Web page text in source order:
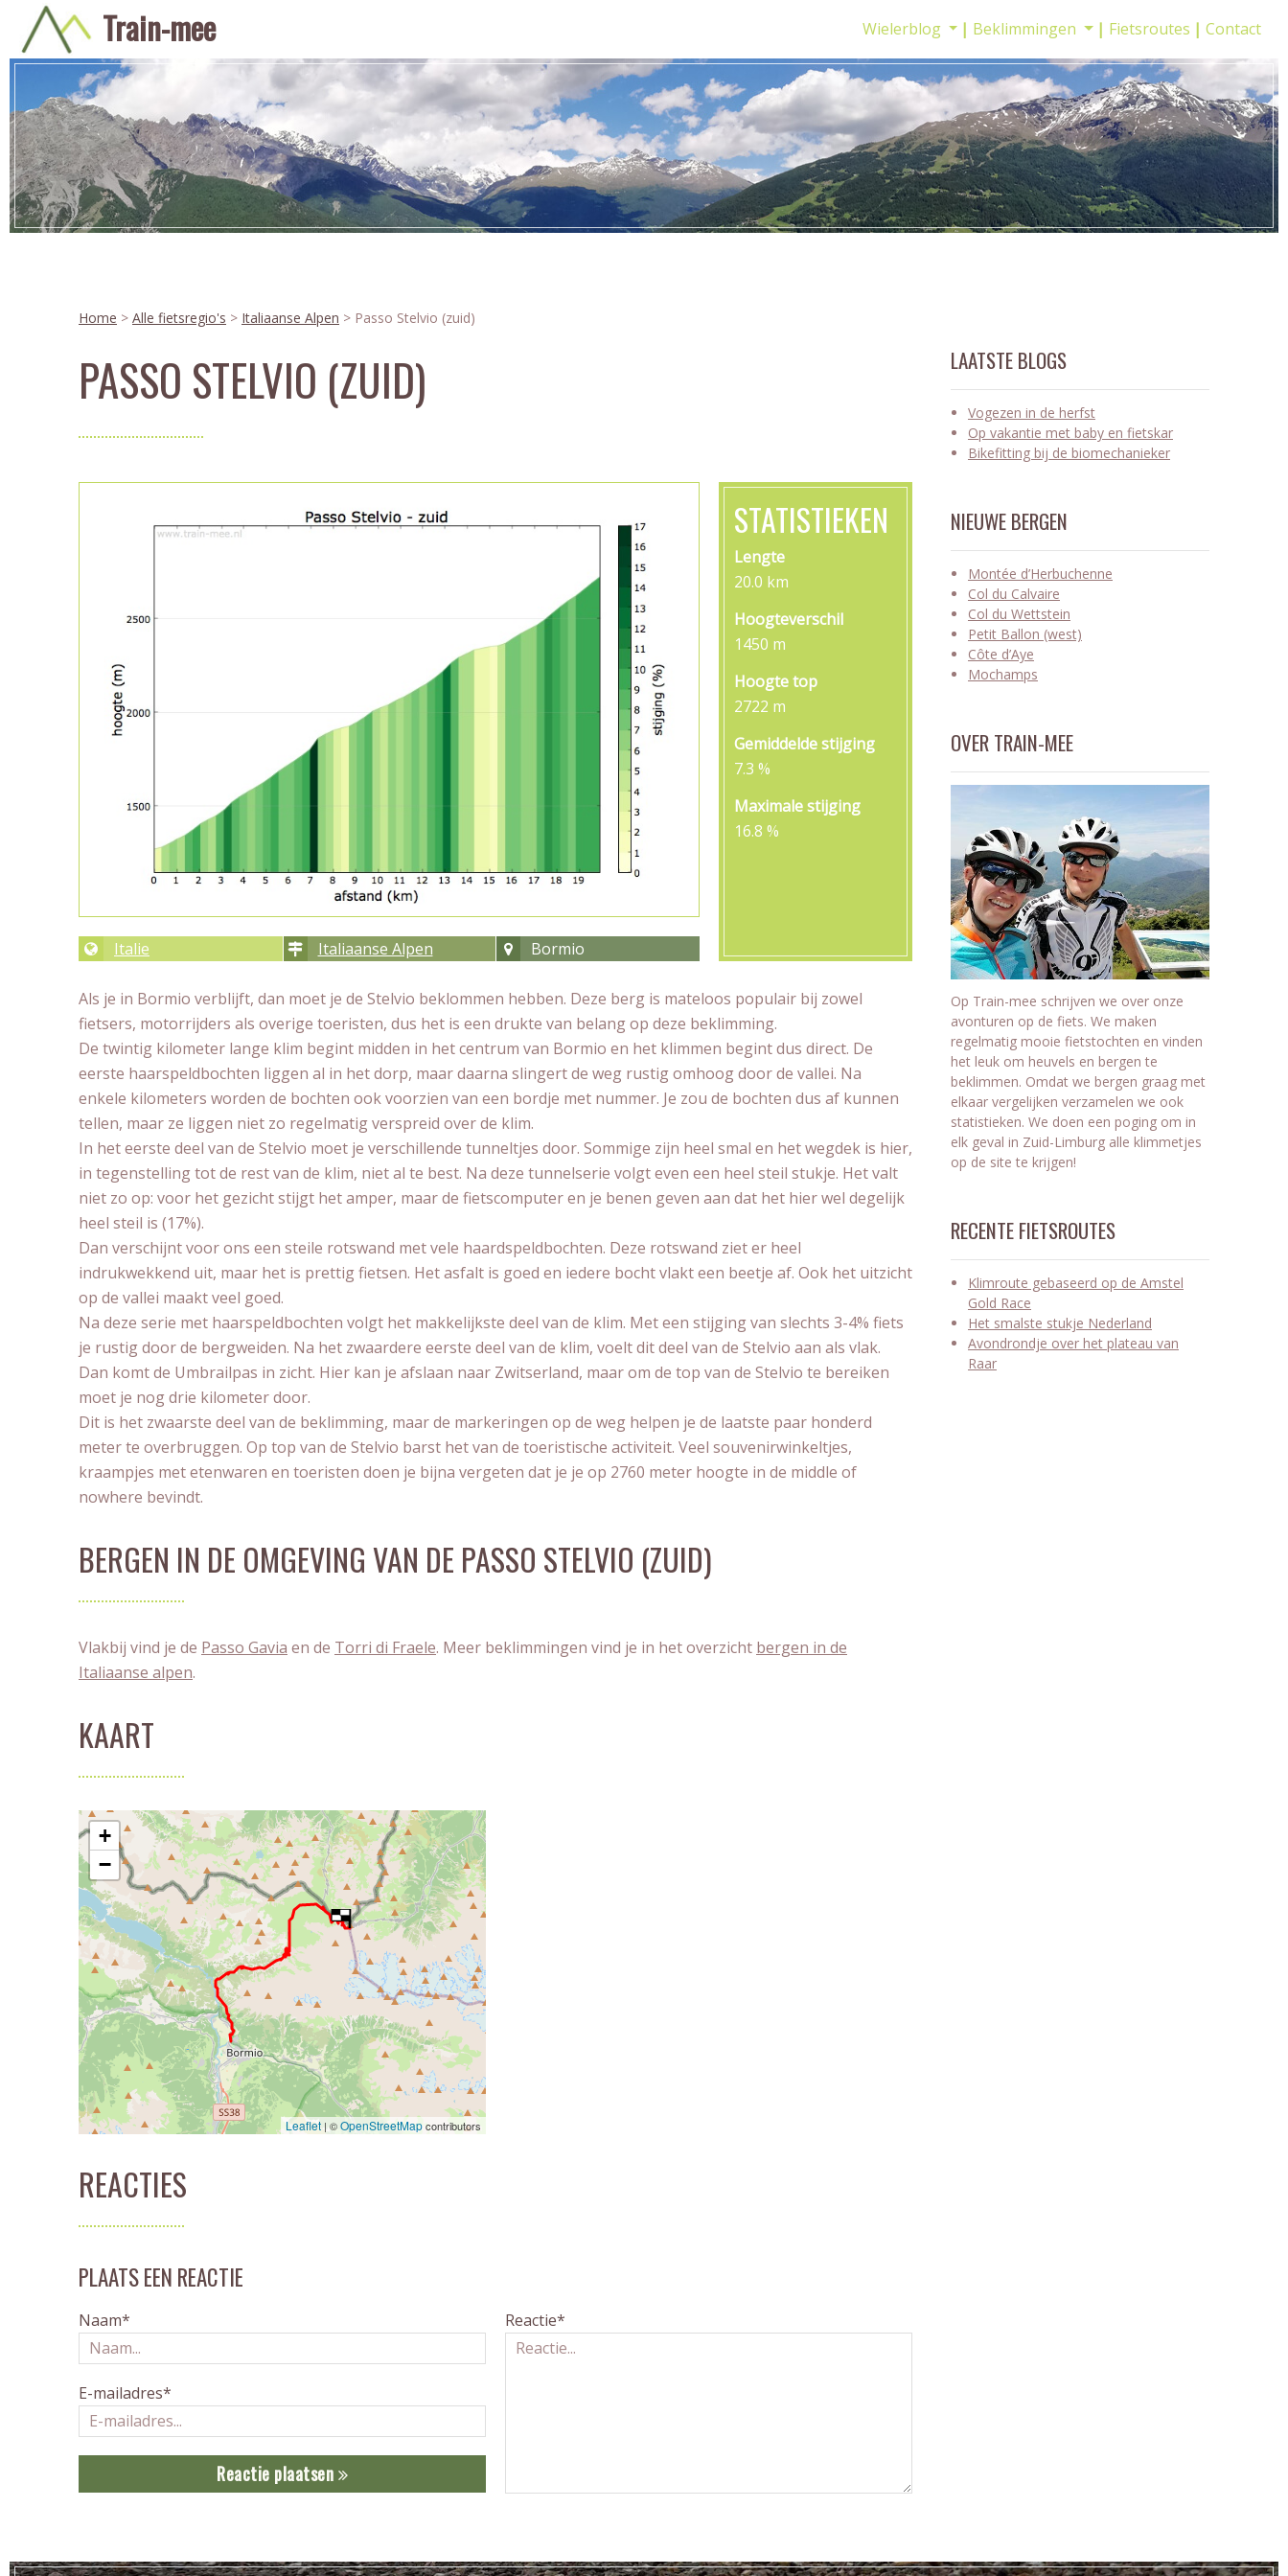
Train-mee Wielerblog Beklimmingen Fietsroutes Contact
Home > Alle fietsregio's > Italiaanse Alpen > Passo Stelvio (zuid)
PASSO STELVIO (ZUID)
Italie Italiaanse Alpen Bormio
STATISTIEKEN
Lengte
20.0 km
Hoogteverschil
1450 m
Hoogte top
2722 m
Gemiddelde stijging
7.3 %
Maximale stijging
16.8 %
Als je in Bormio verblijft, dan moet je de Stelvio beklommen hebben. Deze berg is mateloos populair bij zowel
fietsers, motorrijders als overige toeristen, dus het is een drukte van belang op deze beklimming.
De twintig kilometer lange klim begint midden in het centrum van Bormio en het klimmen begint dus direct. De
eerste haarspeldbochten liggen al in het dorp, maar daarna slingert de weg rustig omhoog door de vallei. Na
enkele kilometers worden de bochten ook voorzien van een bordje met nummer. Je zou de bochten dus af kunnen
tellen, maar ze liggen niet zo regelmatig verspreid over de klim.
In het eerste deel van de Stelvio moet je verschillende tunneltjes door. Sommige zijn heel smal en het wegdek is hier,
in tegenstelling tot de rest van de klim, niet al te best. Na deze tunnelserie volgt even een heel steil stukje. Het valt
niet zo op: voor het gezicht stijgt het amper, maar de fietscomputer en je benen geven aan dat het hier wel degelijk
heel steil is (17%).
Dan verschijnt voor ons een steile rotswand met vele haardspeldbochten. Deze rotswand ziet er heel
indrukwekkend uit, maar het is prettig fietsen. Het asfalt is goed en iedere bocht vlakt een beetje af. Ook het uitzicht
op de vallei maakt veel goed.
Na deze serie met haarspeldbochten volgt het makkelijkste deel van de klim. Met een stijging van slechts 3-4% fiets
je rustig door de bergweiden. Na het zwaardere eerste deel van de klim, voelt dit deel van de Stelvio aan als vlak.
Dan komt de Umbrailpas in zicht. Hier kan je afslaan naar Zwitserland, maar om de top van de Stelvio te bereiken
moet je nog drie kilometer door.
Dit is het zwaarste deel van de beklimming, maar de markeringen op de weg helpen je de laatste paar honderd
meter te overbruggen. Op top van de Stelvio barst het van de toeristische activiteit. Veel souvenirwinkeltjes,
kraampjes met etenwaren en toeristen doen je bijna vergeten dat je je op 2760 meter hoogte in de middle of
nowhere bevindt.
BERGEN IN DE OMGEVING VAN DE PASSO STELVIO (ZUID)
Vlakbij vind je de Passo Gavia en de Torri di Fraele. Meer beklimmingen vind je in het overzicht bergen in de
Italiaanse alpen.
KAART
+
−
Leaflet | ©OpenStreetMapcontributors
REACTIES
PLAATS EEN REACTIE
Reactie*
Naam*
E-mailadres*
Reactie plaatsen
LAATSTE BLOGS
Vogezen in de herfst
Op vakantie met baby en fietskar
Bikefitting bij de biomechanieker
NIEUWE BERGEN
Montée d’Herbuchenne
Col du Calvaire
Col du Wettstein
Petit Ballon (west)
Côte d’Aye
Mochamps
OVER TRAIN-MEE
Op Train-mee schrijven we over onze
avonturen op de fiets. We maken
regelmatig mooie fietstochten en vinden
het leuk om heuvels en bergen te
beklimmen. Omdat we bergen graag met
elkaar vergelijken verzamelen we ook
statistieken. We doen een poging om in
elk geval in Zuid-Limburg alle klimmetjes
op de site te krijgen!
RECENTE FIETSROUTES
Klimroute gebaseerd op de Amstel
Gold Race
Het smalste stukje Nederland
Avondrondje over het plateau van
Raar